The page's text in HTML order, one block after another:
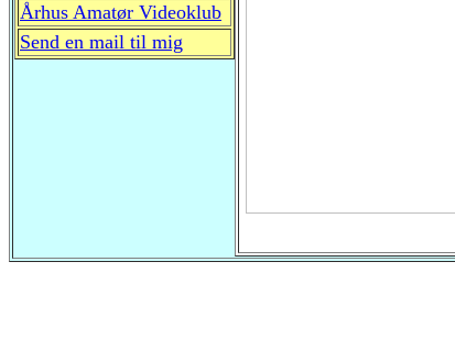
Århus Amatør Videoklub
Send en mail til mig